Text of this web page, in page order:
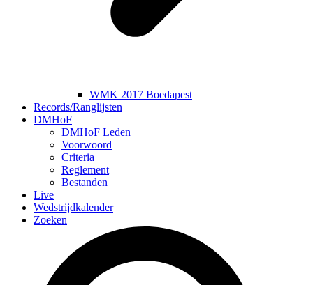
WMK 2017 Boedapest
Records/Ranglijsten
DMHoF
DMHoF Leden
Voorwoord
Criteria
Reglement
Bestanden
Live
Wedstrijdkalender
Zoeken